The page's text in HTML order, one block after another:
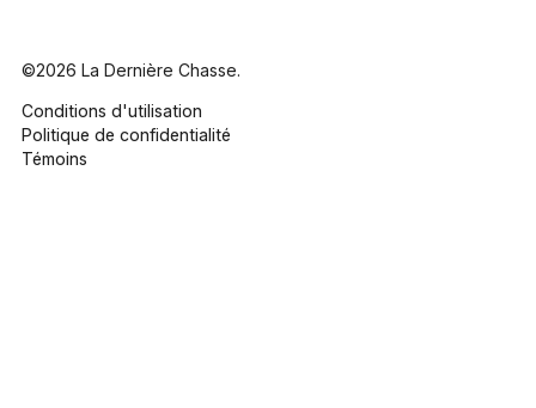
©2026 La Dernière Chasse.
Conditions d'utilisation
Politique de confidentialité
Témoins